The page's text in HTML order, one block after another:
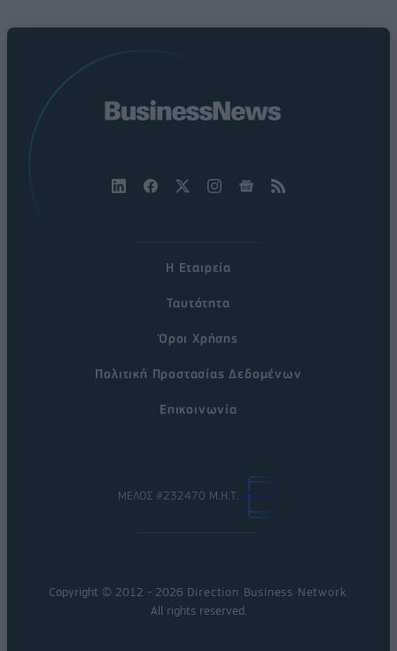
Η Εταιρεία
Ταυτότητα
Όροι Χρήσης
Πολιτική Προστασίας Δεδομένων
Επικοινωνία
ΜΕΛΟΣ #232470 Μ.Η.Τ.
Copyright © 2012 - 2026 Direction Business Network
All rights reserved.